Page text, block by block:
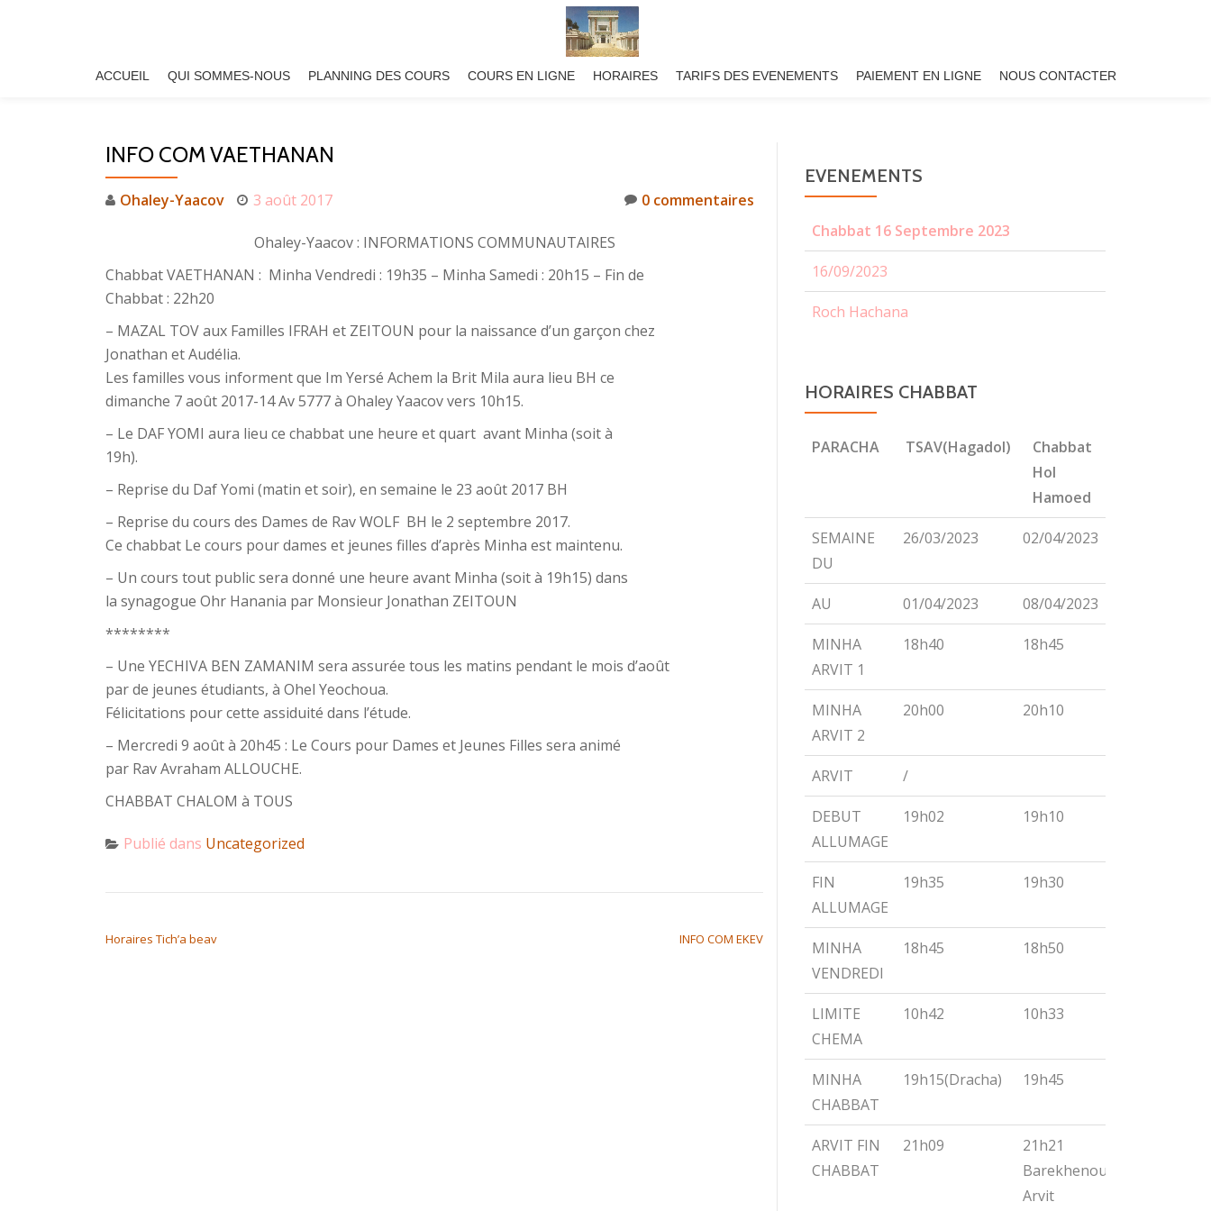
ACCUEIL QUI SOMMES-NOUS PLANNING DES COURS COURS EN LIGNE HORAIRES TARIFS DES EVENEMENTS PAIEMENT EN LIGNE NOUS CONTACTER
INFO COM VAETHANAN
Ohaley-Yaacov 3 août 2017 0 commentaires
Ohaley-Yaacov : INFORMATIONS COMMUNAUTAIRES
Chabbat VAETHANAN : Minha Vendredi : 19h35 – Minha Samedi : 20h15 – Fin de
Chabbat : 22h20
– MAZAL TOV aux Familles IFRAH et ZEITOUN pour la naissance d’un garçon chez
Jonathan et Audélia.
Les familles vous informent que Im Yersé Achem la Brit Mila aura lieu BH ce
dimanche 7 août 2017-14 Av 5777 à Ohaley Yaacov vers 10h15.
– Le DAF YOMI aura lieu ce chabbat une heure et quart avant Minha (soit à
19h).
– Reprise du Daf Yomi (matin et soir), en semaine le 23 août 2017 BH
– Reprise du cours des Dames de Rav WOLF BH le 2 septembre 2017.
Ce chabbat Le cours pour dames et jeunes filles d’après Minha est maintenu.
– Un cours tout public sera donné une heure avant Minha (soit à 19h15) dans
la synagogue Ohr Hanania par Monsieur Jonathan ZEITOUN
********
– Une YECHIVA BEN ZAMANIM sera assurée tous les matins pendant le mois d’août
par de jeunes étudiants, à Ohel Yeochoua.
Félicitations pour cette assiduité dans l’étude.
– Mercredi 9 août à 20h45 : Le Cours pour Dames et Jeunes Filles sera animé
par Rav Avraham ALLOUCHE.
CHABBAT CHALOM à TOUS
Publié dans Uncategorized
Horaires Tich’a beav INFO COM EKEV
EVENEMENTS
Chabbat 16 Septembre 2023
16/09/2023
Roch Hachana
HORAIRES CHABBAT
PARACHA TSAV(Hagadol)
Chabbat
Hol
Hamoed
PARACHA TSAV(Hagadol)
Chabbat
Hamoed
SEMAINE
DU
26/03/2023 02/04/2023
AU 01/04/2023 08/04/2023
MINHA
ARVIT 1
18h40 18h45
MINHA
ARVIT 2
20h00 20h10
ARVIT /
DEBUT
ALLUMAGE
19h02 19h10
FIN
ALLUMAGE
19h35 19h30
MINHA
VENDREDI
18h45 18h50
LIMITE
CHEMA
10h42 10h33
MINHA
CHABBAT
19h15(Dracha) 19h45
ARVIT FIN
CHABBAT
21h09
21h21
Barekhenou
Arvit